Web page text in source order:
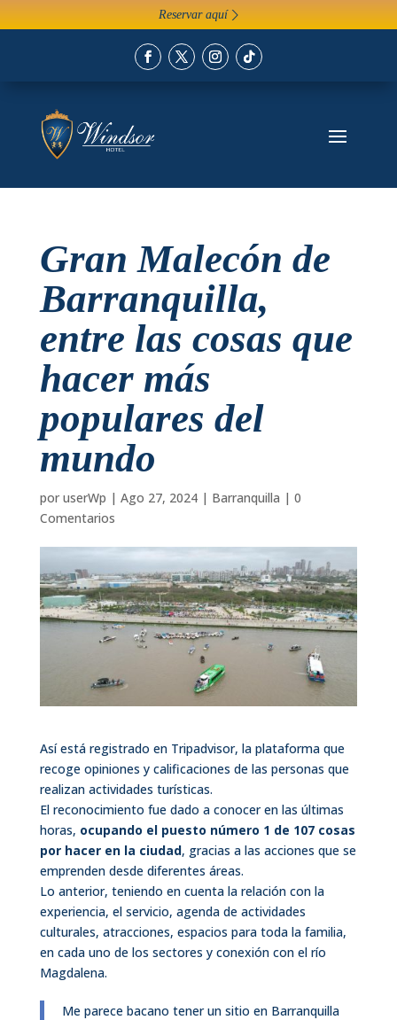
Reservar aquí 〉
Gran Malecón de
Barranquilla,
entre las cosas que
hacer más
populares del
mundo
por userWp | Ago 27, 2024| Barranquilla | 0
Comentarios
Así está registrado en Tripadvisor, la plataforma que
recoge opiniones y calificaciones de las personas que
realizan actividades turísticas.
El reconocimiento fue dado a conocer en las últimas
horas, ocupando el puesto número 1 de 107 cosas
por hacer en la ciudad, gracias a las acciones que se
emprenden desde diferentes áreas.
Lo anterior, teniendo en cuenta la relación con la
experiencia, el servicio, agenda de actividades
culturales, atracciones, espacios para toda la familia,
en cada uno de los sectores y conexión con el río
Magdalena.
Me parece bacano tener un sitio en Barranquilla